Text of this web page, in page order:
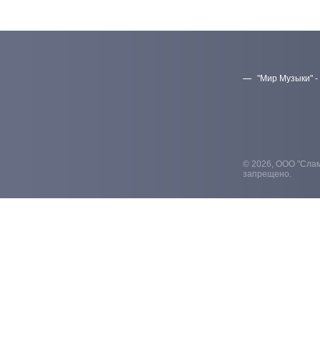
"Мир Музыки" -
© 2026, ООО
запрещено.